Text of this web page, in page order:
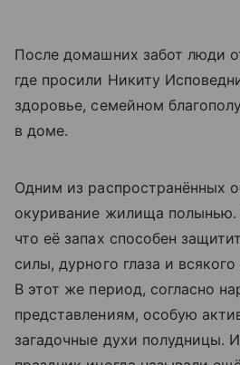
После домашних забот люди
где просили Никиту
здоровье, семейном
в доме.
Одним из распространённых
окуривание жилища полынью.
что её запах способен
силы, дурного глаза и всякого
В этот же период, согласно
представлениям, особую
загадочные духи полудницы.